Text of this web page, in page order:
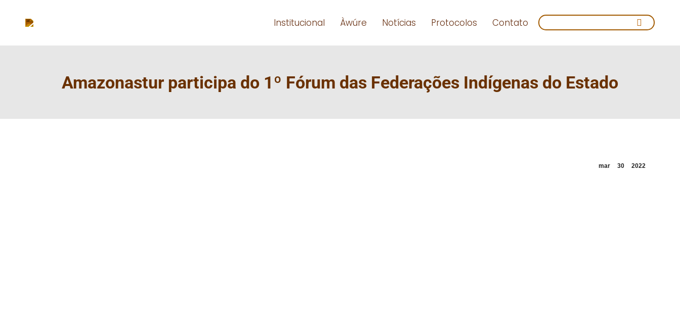
Institucional Àwúre Notícias Protocolos Contato Search:
Amazonastur participa do 1º Fórum das Federações Indígenas do Estado
mar 30 2022